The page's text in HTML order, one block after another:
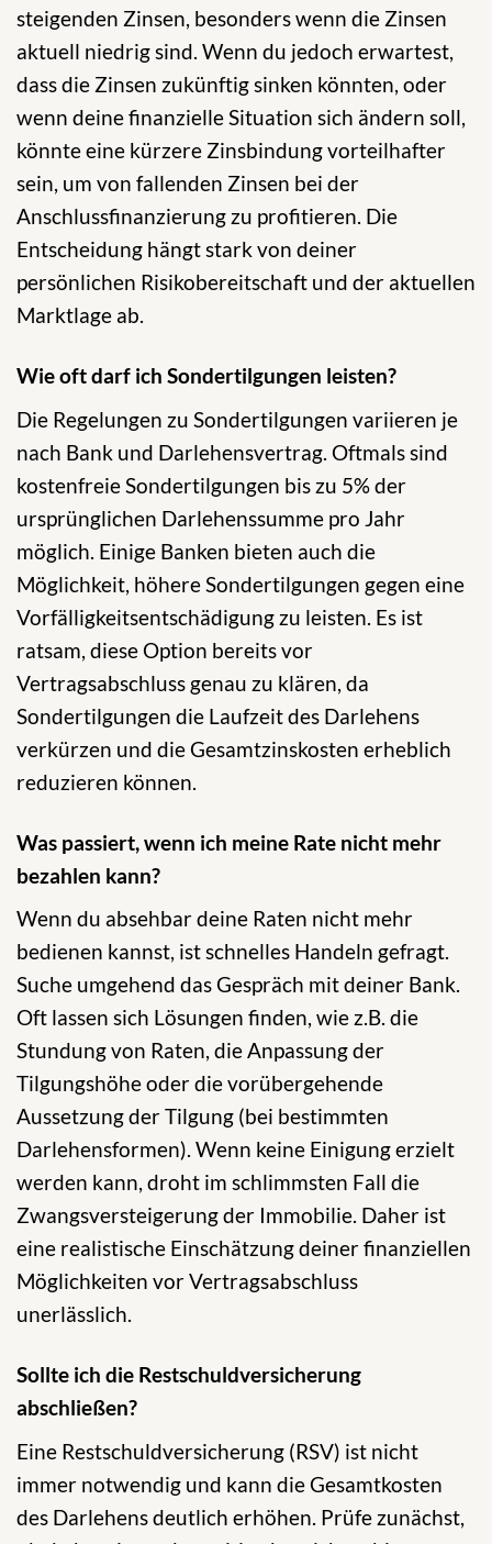
steigenden Zinsen, besonders wenn die Zinsen
aktuell niedrig sind. Wenn du jedoch erwartest,
dass die Zinsen zukünftig sinken könnten, oder
wenn deine finanzielle Situation sich ändern soll,
könnte eine kürzere Zinsbindung vorteilhafter
sein, um von fallenden Zinsen bei der
Anschlussfinanzierung zu profitieren. Die
Entscheidung hängt stark von deiner
persönlichen Risikobereitschaft und der aktuellen
Marktlage ab.
Wie oft darf ich Sondertilgungen leisten?
Die Regelungen zu Sondertilgungen variieren je
nach Bank und Darlehensvertrag. Oftmals sind
kostenfreie Sondertilgungen bis zu 5% der
ursprünglichen Darlehenssumme pro Jahr
möglich. Einige Banken bieten auch die
Möglichkeit, höhere Sondertilgungen gegen eine
Vorfälligkeitsentschädigung zu leisten. Es ist
ratsam, diese Option bereits vor
Vertragsabschluss genau zu klären, da
Sondertilgungen die Laufzeit des Darlehens
verkürzen und die Gesamtzinskosten erheblich
reduzieren können.
Was passiert, wenn ich meine Rate nicht mehr
bezahlen kann?
Wenn du absehbar deine Raten nicht mehr
bedienen kannst, ist schnelles Handeln gefragt.
Suche umgehend das Gespräch mit deiner Bank.
Oft lassen sich Lösungen finden, wie z.B. die
Stundung von Raten, die Anpassung der
Tilgungshöhe oder die vorübergehende
Aussetzung der Tilgung (bei bestimmten
Darlehensformen). Wenn keine Einigung erzielt
werden kann, droht im schlimmsten Fall die
Zwangsversteigerung der Immobilie. Daher ist
eine realistische Einschätzung deiner finanziellen
Möglichkeiten vor Vertragsabschluss
unerlässlich.
Sollte ich die Restschuldversicherung
abschließen?
Eine Restschuldversicherung (RSV) ist nicht
immer notwendig und kann die Gesamtkosten
des Darlehens deutlich erhöhen. Prüfe zunächst,